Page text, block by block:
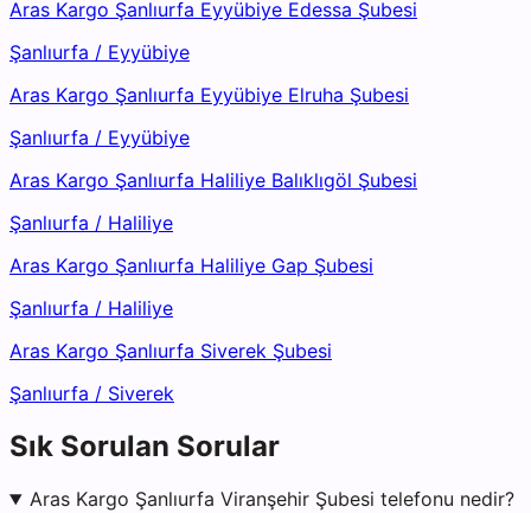
Aras Kargo Şanlıurfa Eyyübiye Edessa Şubesi
Şanlıurfa / Eyyübiye
Aras Kargo Şanlıurfa Eyyübiye Elruha Şubesi
Şanlıurfa / Eyyübiye
Aras Kargo Şanlıurfa Haliliye Balıklıgöl Şubesi
Şanlıurfa / Haliliye
Aras Kargo Şanlıurfa Haliliye Gap Şubesi
Şanlıurfa / Haliliye
Aras Kargo Şanlıurfa Siverek Şubesi
Şanlıurfa / Siverek
Sık Sorulan Sorular
Aras Kargo Şanlıurfa Viranşehir Şubesi telefonu nedir?